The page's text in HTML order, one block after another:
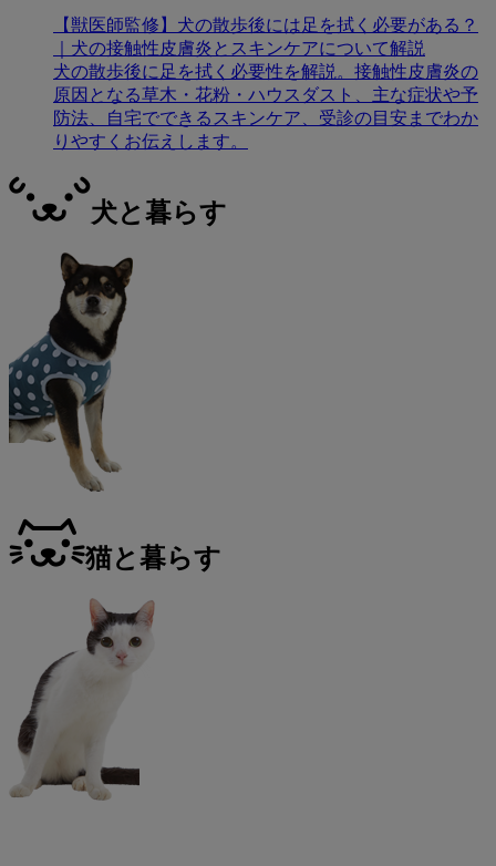
【獣医師監修】犬の散歩後には足を拭く必要がある？
｜犬の接触性皮膚炎とスキンケアについて解説
犬の散歩後に足を拭く必要性を解説。接触性皮膚炎の
原因となる草木・花粉・ハウスダスト、主な症状や予
防法、自宅でできるスキンケア、受診の目安までわか
りやすくお伝えします。
犬と暮らす
猫と暮らす